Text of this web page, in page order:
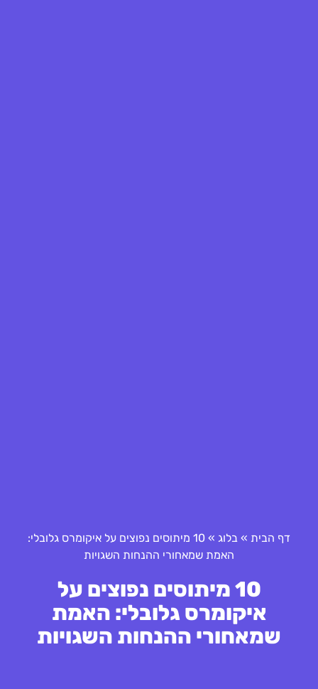
דף הבית » בלוג »
10 מיתוסים נפוצים על איקומרס גלובלי:
האמת שמאחורי ההנחות השגויות
10 מיתוסים נפוצים על
איקומרס גלובלי: האמת
שמאחורי ההנחות השגויות